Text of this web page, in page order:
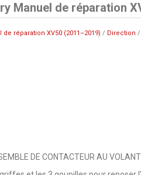
Manuel de réparation
de réparation XV50 (2011–2019) / Direction /
DE CONTACTEUR AU VOLANT